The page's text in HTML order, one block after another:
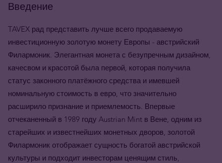
Введение
TAVEX рад представить лучше всего продаваемую
инвестиционную золотую монету Европы - австрийский
Филармоник. Элегантная монета с безупречным дизайном,
качесвом и красотой была первой, которая получила
статус законного платёжного средства и имевшей
номинальную стоимость в евро, что значительно
расширило признание и приемлемость. Впервые
отчеканенный в 1989 году Austrian Mint в Вене, одним из
старейших и известнейших монетных дворов, золотой
Филармоник отображает сущность богатой австрийской
культуры и подходит инвесторам ценящим стиль,